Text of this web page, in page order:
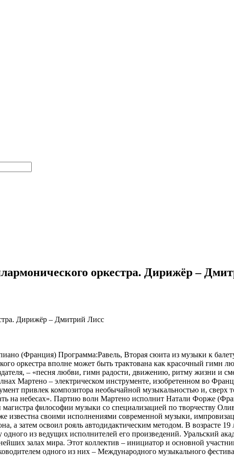
оркестра. Дирижёр –
(Франция) Программа:Равель, Вторая сюита из музыки к
оркестра вполне может быть трактована как красочный гимн
– «песня любви, гимн радости, движению, ритму жизни и
Мартено – электрическом инструменте, изобретенном во
привлек композитора необычайной музыкальностью и, сверх
на небесах». Партию волн Мартено исполнит Натали Форже
философии музыки со специализацией по творчеству
известна своими исполнениями современной музыки,
а затем освоил рояль автодидактическим методом. В возрасте
из ведущих исполнителей его произведений. Уральский
залах мира. Этот коллектив – инициатор и основной
одного из них – Международного музыкального